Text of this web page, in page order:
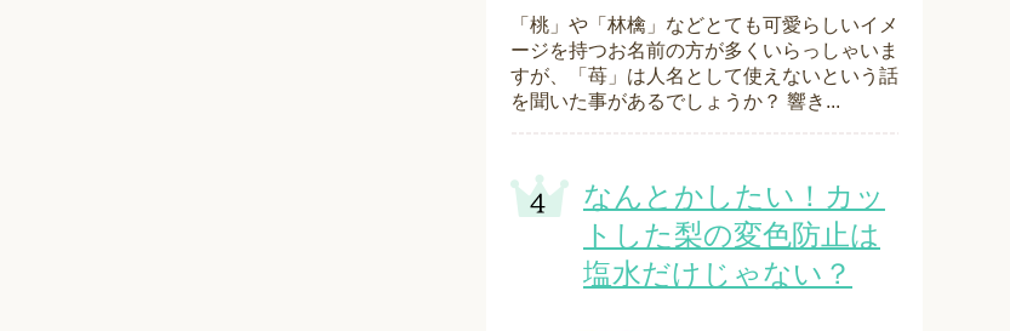
「桃」や「林檎」などとても可愛らしいイメ
ージを持つお名前の方が多くいらっしゃいま
すが、「苺」は人名として使えないという話
を聞いた事があるでしょうか？ 響き...
なんとかしたい！カッ
トした梨の変色防止は
塩水だけじゃない？